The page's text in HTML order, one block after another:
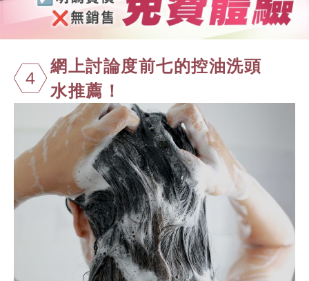
4
網上討論度前七的控油洗頭
水推薦！